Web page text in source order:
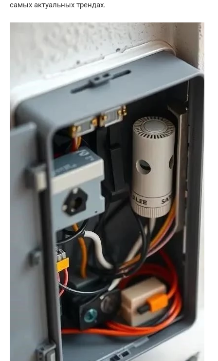
самых актуальных трендах.